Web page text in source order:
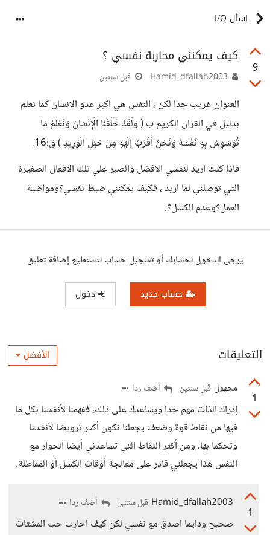
اسأل I/O
9
كيف يمكنني محاربة نفسي ؟
قبل سنتين
العنوان غريب جدا لكن ، النفس هي اكبر عدو الانسان كما نعلم
بدليل في القران الكريم ب ( وَلَقَدْ خَلَقْنَا الْإِنْسَانَ وَنَعْلَمُ مَا
تُوَسْوِسُ بِهِ نَفْسُهُ وَنَحْنُ أَقْرَبُ إِلَيْهِ مِنْ حَبْلِ الْوَرِيدِ ) ق:16.
فاذا كنت اريد لنفسي الافضل والصبر علي تلك الافعال الصغيرة
التي توصلني لما اريد ، فكيف يمكنني ضبط نفسي؟ومواضبة
العمل؟وعدم الكسل؟.
يرجى الدخول لحسابك أو تسجيل حساب لتستطيع إضافة تعليق
حساب جديد دخول
التعليقات الأفضل
1
مجهول قبل سنتين أضف ردا
إدراك الذات مهم جدا ويساعدك على ذلك، ففهمنا لأنفسنا بكل ما
فيها من نقاط قوة وضعف يجعلنا نكون أكثر ترويضا لأنفسنا
وتحكما بها، ومن أكثر النقاط التي تساعدني أيضا الحوار مع
النفس هذا يجعلني قادر على معالجة أوقات الكسل أو المماطلة.
1
Hamid_dfallah2003 قبل سنتين أضف ردا
صحيح ودايما اصدق مع نفسي لكن كيف احارب حب المشتات